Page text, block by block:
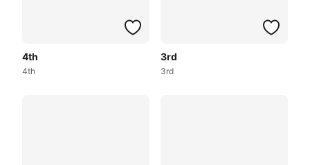
4th
4th
3rd
3rd